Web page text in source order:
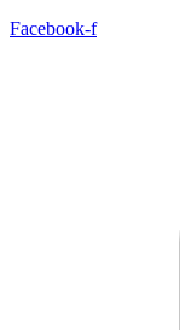
Facebook-f